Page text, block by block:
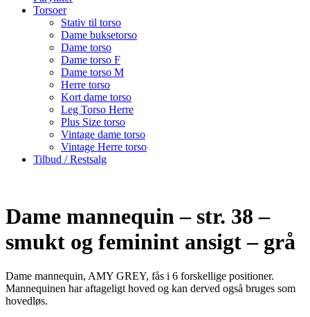
Torsoer
Stativ til torso
Dame buksetorso
Dame torso
Dame torso F
Dame torso M
Herre torso
Kort dame torso
Leg Torso Herre
Plus Size torso
Vintage dame torso
Vintage Herre torso
Tilbud / Restsalg
Dame mannequin – str. 38 –
smukt og feminint ansigt – grå
Dame mannequin, AMY GREY, fås i 6 forskellige positioner.
Mannequinen har aftageligt hoved og kan derved også bruges som
hovedløs.